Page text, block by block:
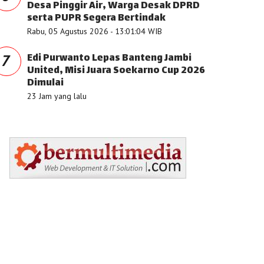
Desa Pinggir Air, Warga Desak DPRD
serta PUPR Segera Bertindak
Rabu, 05 Agustus 2026 - 13:01:04 WIB
7 Edi Purwanto Lepas Banteng Jambi
United, Misi Juara Soekarno Cup 2026
Dimulai
23 Jam yang lalu